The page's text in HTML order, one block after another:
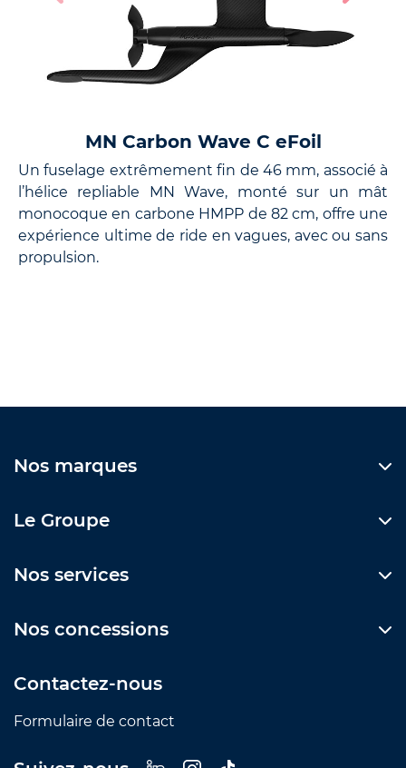
MN Carbon Wave C eFoil
Un fuselage extrêmement fin de 46 mm, associé à
l’hélice repliable MN Wave, monté sur un mât
monocoque en carbone HMPP de 82 cm, offre une
expérience ultime de ride en vagues, avec ou sans
propulsion.
Nos marques
Le Groupe
Nos services
Nos concessions
Contactez-nous
Formulaire de contact